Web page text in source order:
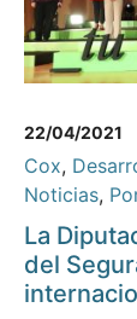
22/04/2021
Cox,
Noticias,
La
del